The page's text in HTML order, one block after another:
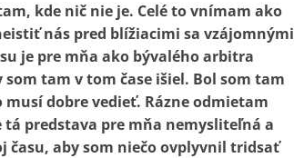
kde nič nie je. Celé to vnímam ako
nás pred blížiacimi sa vzájomnými
je pre mňa ako bývalého arbitra
tam v tom čase išiel. Bol som tam
dobre vedieť. Rázne odmietam
predstava pre mňa nemysliteľná a
času, aby som niečo ovplyvnil tridsať